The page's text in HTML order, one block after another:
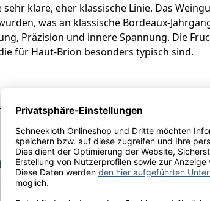
klare, eher klassische Linie. Das
was an klassische Bordeaux-
Präzision und innere Spannung. Die
für Haut-Brion besonders typisch sind.
aber auch Rehrücken, Hirschmedaillons